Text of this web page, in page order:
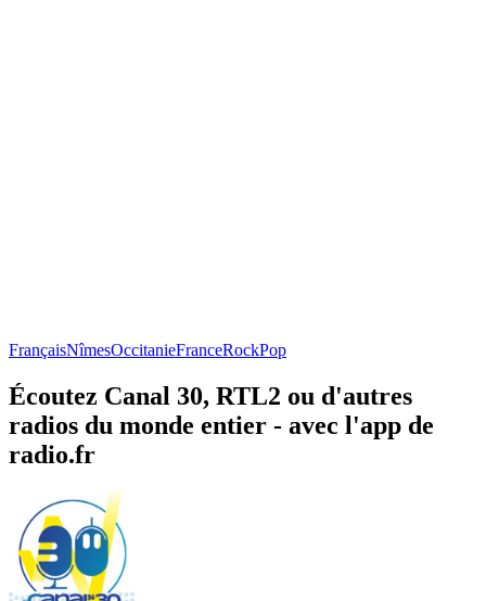
FrançaisNîmesOccitanieFranceRockPop
Écoutez Canal 30, RTL2 ou d'autres
radios du monde entier - avec l'app de
radio.fr